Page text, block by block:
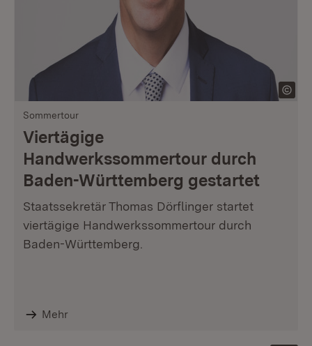
Sommertour
Viertägige
Handwerkssommertour durch
Baden-Württemberg gestartet
Staatssekretär Thomas Dörflinger startet
viertägige Handwerkssommertour durch
Baden-Württemberg.
Mehr